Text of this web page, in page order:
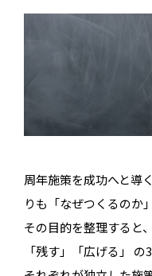
周年施策を成功へと導
りも「なぜつくるのか
その目的を整理すると
「残す」「広げる」 の